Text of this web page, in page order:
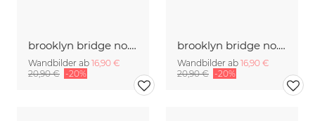
brooklyn bridge no. 02
Wandbilder ab 16,90 €
20,90 € -20%
brooklyn bridge no. 01
Wandbilder ab 16,90 €
20,90 € -20%